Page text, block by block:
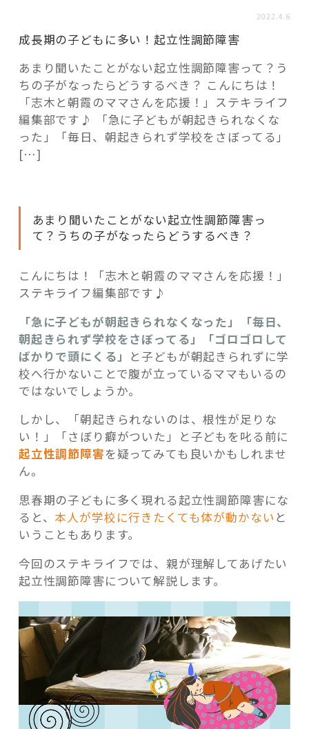
「モノ」
fleXe リノベ事例
「ひと」
これからの暮らし 住み替え相談
記事検索
2022.4.6
成長期の子どもに多い！起立性調節障害
あまり聞いたことがない起立性調節障害って？う
ちの子がなったらどうするべき？ こんにちは！
「志木と朝霞のママさんを応援！」ステキライフ
編集部です♪ 「急に子どもが朝起きられなくな
った」「毎日、朝起きられず学校をさぼってる」
[…]
あまり聞いたことがない起立性調節障害っ
て？うちの子がなったらどうするべき？
こんにちは！「志木と朝霞のママさんを応援！」
ステキライフ編集部です♪
「急に子どもが朝起きられなくなった」「毎日、
朝起きられず学校をさぼってる」「ゴロゴロして
ばかりで頭にくる」 と子どもが朝起きられずに学
校へ行かないことで腹が立っているママもいるの
ではないでしょうか。
しかし、「朝起きられないのは、根性が足りな
い！」「さぼり癖がついた」と子どもを叱る前に
起立性調節障害を疑ってみても良いかもしれませ
ん。
思春期の子どもに多く現れる起立性調節障害にな
ると、 本人が学校に行きたくても体が動かない と
いうこともあります。
今回のステキライフでは、親が理解してあげたい
起立性調節障害について解説します。